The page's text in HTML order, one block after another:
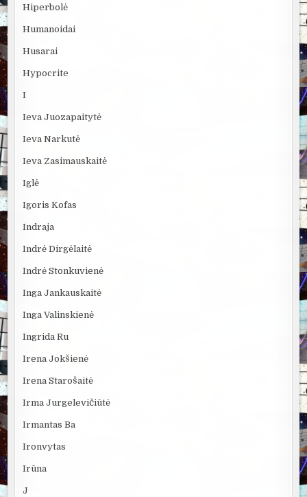
Hiperbolė
Humanoidai
Husarai
Hypocrite
I
Ieva Juozapaitytė
Ieva Narkutė
Ieva Zasimauskaitė
Iglė
Igoris Kofas
Indraja
Indrė Dirgėlaitė
Indrė Stonkuvienė
Inga Jankauskaitė
Inga Valinskienė
Ingrida Ru
Irena Jokšienė
Irena Starošaitė
Irma Jurgelevičiūtė
Irmantas Ba
Ironvytas
Irūna
J